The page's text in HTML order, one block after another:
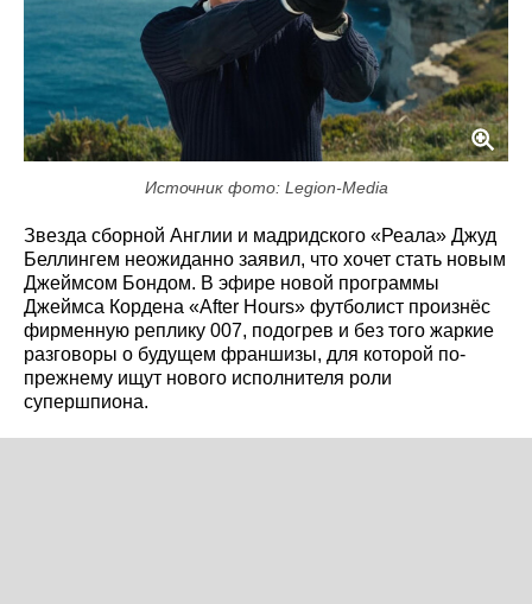
Источник фото: Legion-Media
Звезда сборной Англии и мадридского «Реала» Джуд
Беллингем неожиданно заявил, что хочет стать новым
Джеймсом Бондом. В эфире новой программы
Джеймса Кордена «After Hours» футболист произнёс
фирменную реплику 007, подогрев и без того жаркие
разговоры о будущем франшизы, для которой по-
прежнему ищут нового исполнителя роли
супершпиона.